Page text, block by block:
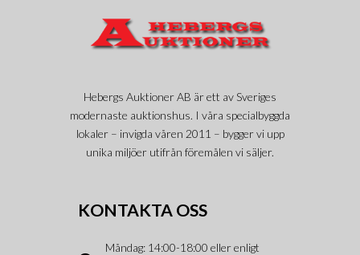
Hebergs Auktioner AB är ett av Sveriges
modernaste auktionshus. I våra specialbyggda
lokaler – invigda våren 2011 – bygger vi upp
unika miljöer utifrån föremålen vi säljer.
KONTAKTA OSS
Måndag: 14:00-18:00 eller enligt